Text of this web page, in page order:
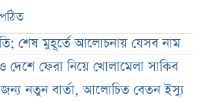
শেষ মুহূর্তে আলোচনায় যেসব নাম
দেশে ফেরা নিয়ে খোলামেলা সাকিব
জন্য নতুন বার্তা, আলোচিত বেতন ইস্যু